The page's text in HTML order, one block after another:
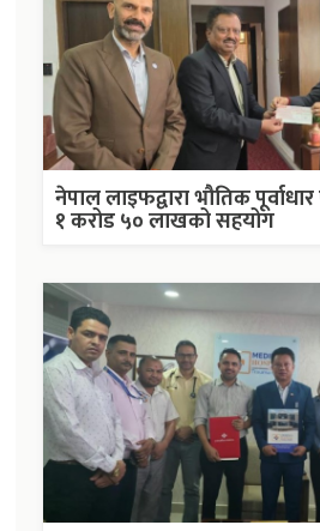
नेपाल लाइफद्वारा भौतिक
१ करोड ५० लाखको सहयोग